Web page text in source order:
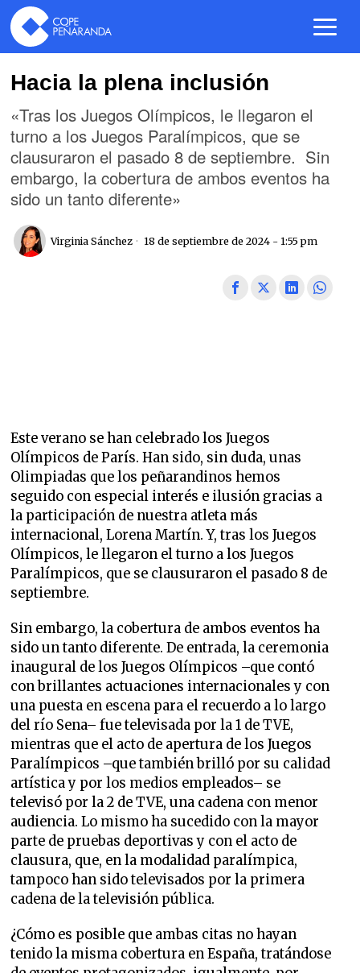
Hacia la plena inclusión
«Tras los Juegos Olímpicos, le llegaron el
turno a los Juegos Paralímpicos, que se
clausuraron el pasado 8 de septiembre. Sin
embargo, la cobertura de ambos eventos ha
sido un tanto diferente»
Virginia Sánchez 18 de septiembre de 2024 - 1:55 pm
Este verano se han celebrado los Juegos
Olímpicos de París. Han sido, sin duda, unas
Olimpiadas que los peñarandinos hemos
seguido con especial interés e ilusión gracias a
la participación de nuestra atleta más
internacional, Lorena Martín. Y, tras los Juegos
Olímpicos, le llegaron el turno a los Juegos
Paralímpicos, que se clausuraron el pasado 8 de
septiembre.
Sin embargo, la cobertura de ambos eventos ha
sido un tanto diferente. De entrada, la ceremonia
inaugural de los Juegos Olímpicos –que contó
con brillantes actuaciones internacionales y con
una puesta en escena para el recuerdo a lo largo
del río Sena– fue televisada por la 1 de TVE,
mientras que el acto de apertura de los Juegos
Paralímpicos –que también brilló por su calidad
artística y por los medios empleados– se
televisó por la 2 de TVE, una cadena con menor
audiencia. Lo mismo ha sucedido con la mayor
parte de pruebas deportivas y con el acto de
clausura, que, en la modalidad paralímpica,
tampoco han sido televisados por la primera
cadena de la televisión pública.
¿Cómo es posible que ambas citas no hayan
tenido la misma cobertura en España, tratándose